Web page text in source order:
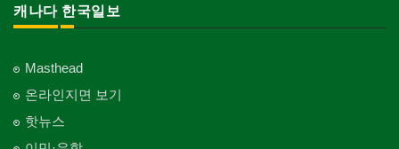
캐나다 한국일보
Masthead
온라인지면 보기
핫뉴스